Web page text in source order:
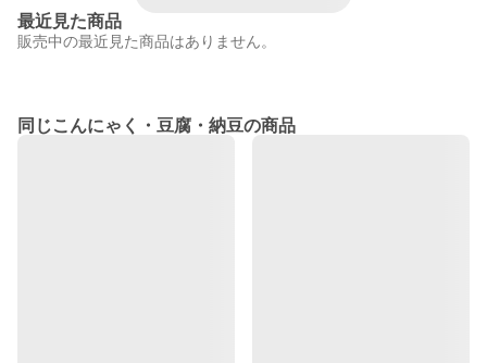
最近見た商品
販売中の最近見た商品はありません。
同じこんにゃく・豆腐・納豆の商品